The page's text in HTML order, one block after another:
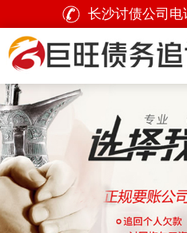
长沙讨债公司电